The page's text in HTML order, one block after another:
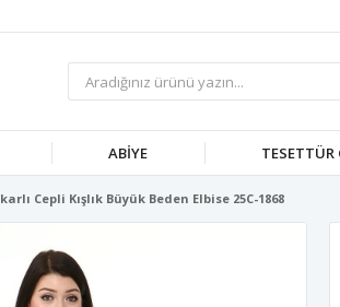
ABIYE TESETTÜR
Cepli Kışlık Büyük Beden Elbise 25C-1868